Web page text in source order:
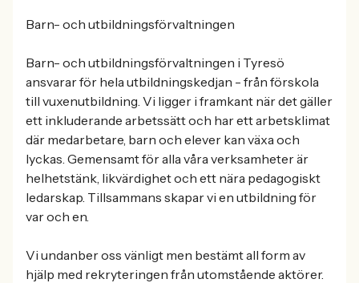
Barn- och utbildningsförvaltningen
Barn- och utbildningsförvaltningen i Tyresö
ansvarar för hela utbildningskedjan - från förskola
till vuxenutbildning. Vi ligger i framkant när det gäller
ett inkluderande arbetssätt och har ett arbetsklimat
där medarbetare, barn och elever kan växa och
lyckas. Gemensamt för alla våra verksamheter är
helhetstänk, likvärdighet och ett nära pedagogiskt
ledarskap. Tillsammans skapar vi en utbildning för
var och en.
Vi undanber oss vänligt men bestämt all form av
hjälp med rekryteringen från utomstående aktörer.